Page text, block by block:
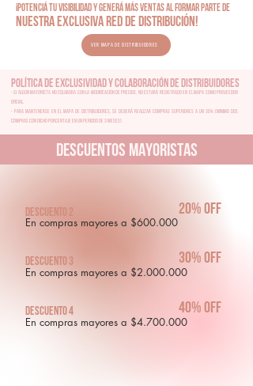
¡Potenciá tu visibilidad y generá más ventas al formar parte de
nuestra exclusiva red de distribución!
Ver mapa de distribuidores
Política de Exclusividad y Colaboración de Distribuidores
- Si algún mayorista no colabora con la modificación de precios, no estará registrado en el mapa como proveedor
oficial.
- Para mantenerse en el mapa de distribuidores, se deberá realizar compras superiores a un 30% (Minimo dos
compras con dicho porcentaje en un periodo de 3 meses)
DESCUENTOS MAYORISTAS
Descuento 2
En compras mayores a $600.000
20% off
Descuento 3
En compras mayores a $2.000.000
30% off
Descuento 4
En compras mayores a $4.700.000
40% off